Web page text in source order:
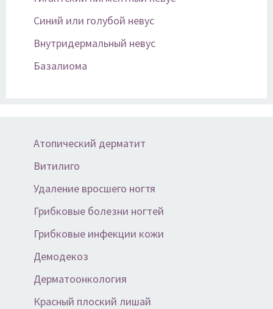
Синий или голубой невус
Внутридермальный невус
Базалиома
Атопический дерматит
Витилиго
Удаление вросшего ногтя
Грибковые болезни ногтей
Грибковые инфекции кожи
Демодекоз
Дерматоонкология
Красный плоский лишай